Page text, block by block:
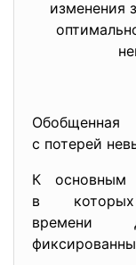
изменения
с потерей
К основным
в
времени